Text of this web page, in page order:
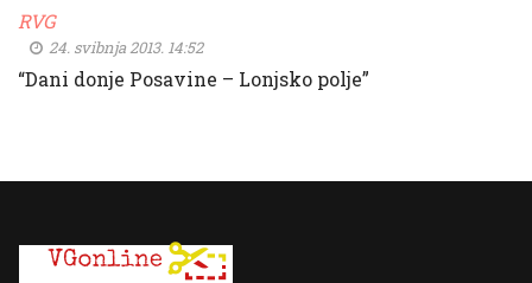
RVG
24. svibnja 2013. 14:52
“Dani donje Posavine – Lonjsko polje”